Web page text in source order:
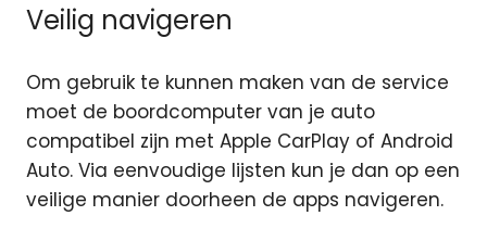
Veilig navigeren
Om gebruik te kunnen maken van de service
moet de boordcomputer van je auto
compatibel zijn met Apple CarPlay of Android
Auto. Via eenvoudige lijsten kun je dan op een
veilige manier doorheen de apps navigeren.